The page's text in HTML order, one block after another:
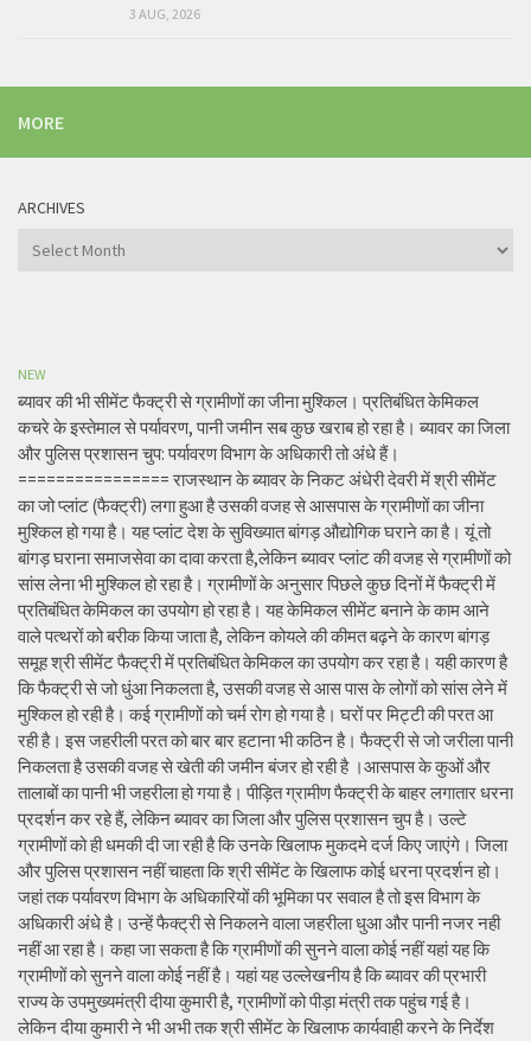
3 AUG, 2026
MORE
ARCHIVES
Archives
NEW
ब्यावर की भी सीमेंट फैक्ट्री से ग्रामीणों का जीना मुश्किल। प्रतिबंधित केमिकल
कचरे के इस्तेमाल से पर्यावरण, पानी जमीन सब कुछ खराब हो रहा है। ब्यावर का जिला
और पुलिस प्रशासन चुप: पर्यावरण विभाग के अधिकारी तो अंधे हैं।
================ राजस्थान के ब्यावर के निकट अंधेरी देवरी में श्री सीमेंट
का जो प्लांट (फैक्ट्री) लगा हुआ है उसकी वजह से आसपास के ग्रामीणों का जीना
मुश्किल हो गया है। यह प्लांट देश के सुविख्यात बांगड़ औद्योगिक घराने का है। यूं तो
बांगड़ घराना समाजसेवा का दावा करता है,लेकिन ब्यावर प्लांट की वजह से ग्रामीणों को
सांस लेना भी मुश्किल हो रहा है। ग्रामीणों के अनुसार पिछले कुछ दिनों में फैक्ट्री में
प्रतिबंधित केमिकल का उपयोग हो रहा है। यह केमिकल सीमेंट बनाने के काम आने
वाले पत्थरों को बरीक किया जाता है, लेकिन कोयले की कीमत बढ़ने के कारण बांगड़
समूह श्री सीमेंट फैक्ट्री में प्रतिबंधित केमिकल का उपयोग कर रहा है। यही कारण है
कि फैक्ट्री से जो धुंआ निकलता है, उसकी वजह से आस पास के लोगों को सांस लेने में
मुश्किल हो रही है। कई ग्रामीणों को चर्म रोग हो गया है। घरों पर मिट्टी की परत आ
रही है। इस जहरीली परत को बार बार हटाना भी कठिन है। फैक्ट्री से जो जरीला पानी
निकलता है उसकी वजह से खेती की जमीन बंजर हो रही है ।आसपास के कुओं और
तालाबों का पानी भी जहरीला हो गया है। पीड़ित ग्रामीण फैक्ट्री के बाहर लगातार धरना
प्रदर्शन कर रहे हैं, लेकिन ब्यावर का जिला और पुलिस प्रशासन चुप है। उल्टे
ग्रामीणों को ही धमकी दी जा रही है कि उनके खिलाफ मुकदमे दर्ज किए जाएंगे। जिला
और पुलिस प्रशासन नहीं चाहता कि श्री सीमेंट के खिलाफ कोई धरना प्रदर्शन हो।
जहां तक पर्यावरण विभाग के अधिकारियों की भूमिका पर सवाल है तो इस विभाग के
अधिकारी अंधे है। उन्हें फैक्ट्री से निकलने वाला जहरीला धुआ और पानी नजर नही
नहीं आ रहा है। कहा जा सकता है कि ग्रामीणों की सुनने वाला कोई नहीं यहां यह कि
ग्रामीणों को सुनने वाला कोई नहीं है। यहां यह उल्लेखनीय है कि ब्यावर की प्रभारी
राज्य के उपमुख्यमंत्री दीया कुमारी है, ग्रामीणों को पीड़ा मंत्री तक पहुंच गई है।
लेकिन दीया कुमारी ने भी अभी तक श्री सीमेंट के खिलाफ कार्यवाही करने के निर्देश